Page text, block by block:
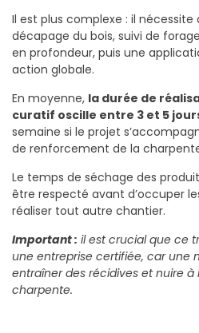
Il est plus complexe : il nécessite
décapage du bois, suivi de
en profondeur, puis une
action globale.
En moyenne, la durée de
curatif oscille entre 3 et 5
semaine si le projet
de renforcement de la
Le temps de séchage des
être respecté avant d’occuper
réaliser tout autre chantier.
Important : il est crucial que ce
une entreprise certifiée, car une
entraîner des récidives et nuire à
charpente.